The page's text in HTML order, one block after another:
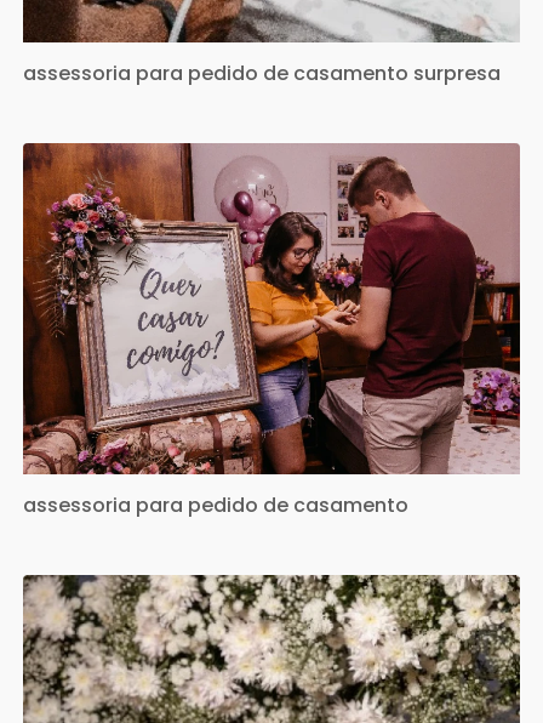
assessoria para pedido de casamento surpresa
assessoria para pedido de casamento